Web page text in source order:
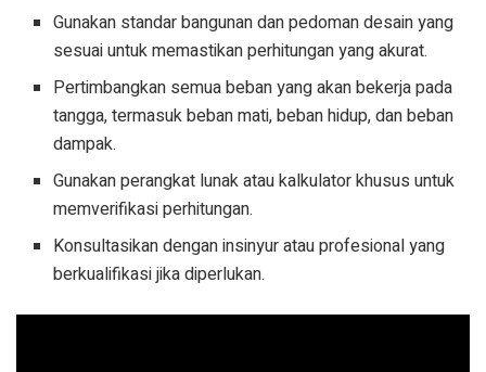
Gunakan standar bangunan dan pedoman desain yang
sesuai untuk memastikan perhitungan yang akurat.
Pertimbangkan semua beban yang akan bekerja pada
tangga, termasuk beban mati, beban hidup, dan beban
dampak.
Gunakan perangkat lunak atau kalkulator khusus untuk
memverifikasi perhitungan.
Konsultasikan dengan insinyur atau profesional yang
berkualifikasi jika diperlukan.